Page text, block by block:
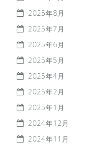
2025年8月
2025年7月
2025年6月
2025年5月
2025年4月
2025年2月
2025年1月
2024年12月
2024年11月